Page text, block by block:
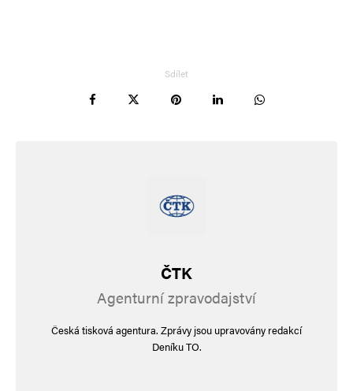
Sdílet
ČTK
Agenturní zpravodajství
Česká tisková agentura. Zprávy jsou upravovány redakcí
Deníku TO.